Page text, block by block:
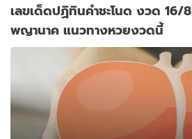
เลขเด็ดปฏิทินคำชะโนด งวด
พญานาค แนวทางหวยงวดนี้